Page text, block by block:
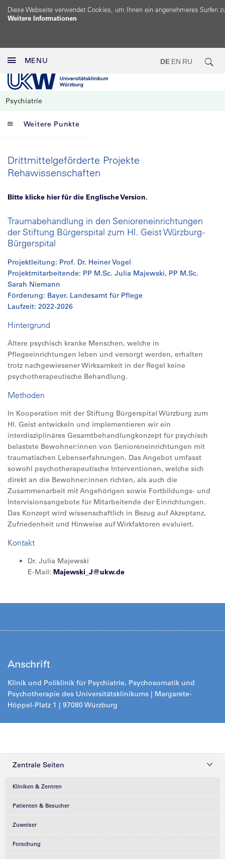
Diese Webseite verwendet Cookies, um Ihnen ein angenehmeres Surfen
Weitere Informationen
MENU DE EN RU
Psychiatrie
Weitere Punkte
Drittmittelgeförderte Projekte
Rehawissenschaften
Bitte klicke hier für die Englische Version.
Traumabehandlung in den Senioreneinrichtungen
der Stiftung Bürgerspital zum Hl. Geist Würzburg -
Bürgerspital
Projektleitung: Prof. Dr. Heiner Vogel
Projektmitarbeitende: PP M.Sc. Julia Majewski, PP M.Sc.
Sarah Niemann
Förderung: Bayer. Landesamt für Pflege
Laufzeit: 2022-2026
Hintergrund
Ältere psychisch kranke Menschen, welche in
Pflegeeinrichtungen leben und versorgt werden, erhalten
trotz nachgewiesener Wirksamkeit in der Regel keine
psychotherapeutische Behandlung.
Methoden
In Kooperation mit der Stiftung Bürgerspital Würzburg zum
Hl. Geist entwickeln und implementieren wir ein
interdisziplinäres Gesamtbehandlungkonzept für psychisch
belastete Bewohner:innen von Senioreneinrichtungen mit
traumatischen Lebenserfahrungen. Das Angebot umfasst
sowohl psychotherapeutische Interventionen, welche sich
direkt an die Bewohner:innen richten, als auch die
Zusammenarbeit mit Angehörigen sowie Fortbildungs- und
Intervisionsangebote für Mitarbeitende der Einrichtungen.
Das Konzept wird wissenschaftlich in Bezug auf Akzeptanz,
Zufriedenheit und Hinweise auf Wirkfaktoren evaluiert.
Kontakt
Dr. Julia Majewski
E-Mail: Majewski_J@ukw.de
Anschrift
Klinik und Poliklinik für Psychiatrie, Psychosomatik und
Psychotherapie des Universitätsklinikums | Margarete-
Höppel-Platz 1 | 97080 Würzburg
Zentrale Seiten
Kliniken & Zentren
Patienten & Besucher
Zuweiser
Forschung